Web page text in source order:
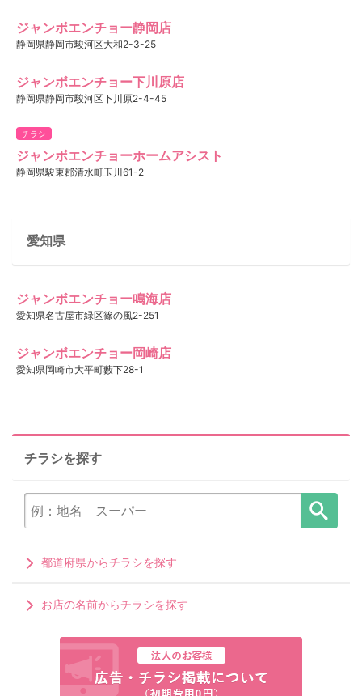
ジャンボエンチョー静岡店
静岡県静岡市駿河区大和2-3-25
ジャンボエンチョー下川原店
静岡県静岡市駿河区下川原2-4-45
チラシ
ジャンボエンチョーホームアシスト
静岡県駿東郡清水町玉川61-2
愛知県
ジャンボエンチョー鳴海店
愛知県名古屋市緑区篠の風2-251
ジャンボエンチョー岡崎店
愛知県岡崎市大平町藪下28-1
チラシを探す
都道府県からチラシを探す
お店の名前からチラシを探す